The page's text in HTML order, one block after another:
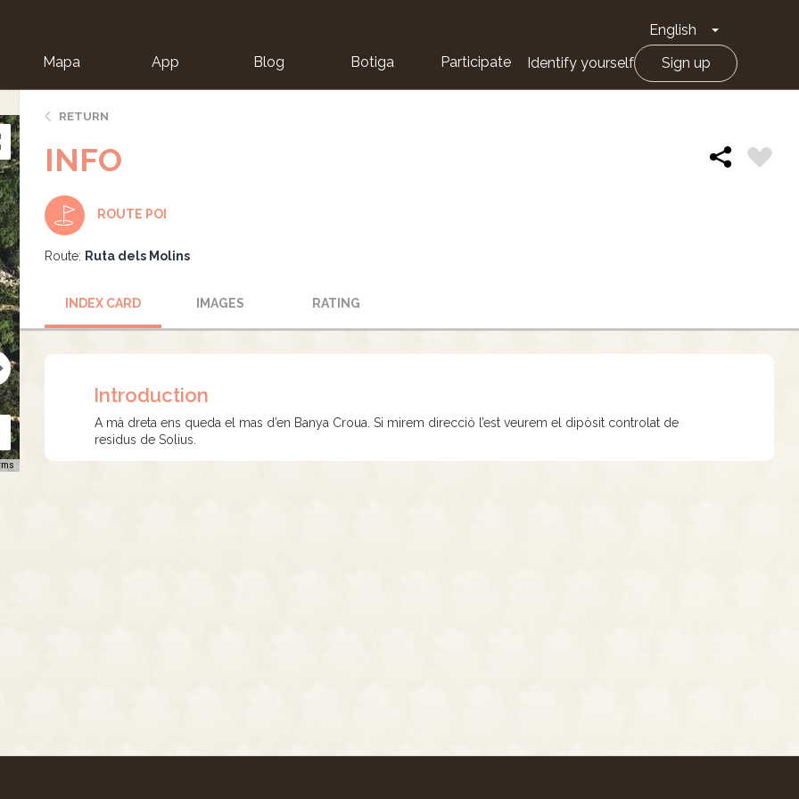
English Toggle
Mapa App Blog Botiga Participate Identify yourself Sign up
RETURN
INFO
ROUTE POI
Route: Ruta dels Molins
INDEX CARD IMAGES RATING
Introduction
A mà dreta ens queda el mas d’en Banya Croua. Si mirem direcció l’est veurem el dipòsit controlat de
residus de Solius.